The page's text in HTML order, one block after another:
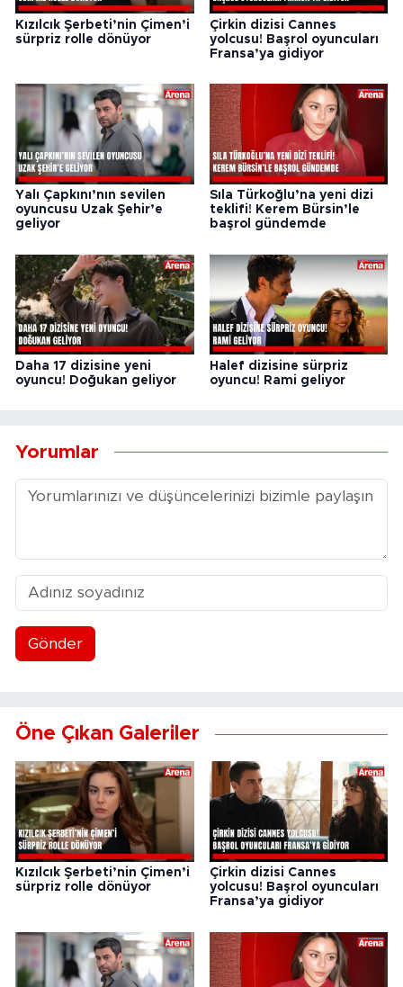
Kızılcık Şerbeti’nin Çimen’i
sürpriz rolle dönüyor
Çirkin dizisi Cannes
yolcusu! Başrol oyuncuları
Fransa’ya gidiyor
Yalı Çapkını’nın sevilen
oyuncusu Uzak Şehir’e
geliyor
Sıla Türkoğlu’na yeni dizi
teklifi! Kerem Bürsin’le
başrol gündemde
Daha 17 dizisine yeni
oyuncu! Doğukan geliyor
Halef dizisine sürpriz
oyuncu! Rami geliyor
Yorumlar
Gönder
Öne Çıkan Galeriler
Kızılcık Şerbeti’nin Çimen’i
sürpriz rolle dönüyor
Çirkin dizisi Cannes
yolcusu! Başrol oyuncuları
Fransa’ya gidiyor